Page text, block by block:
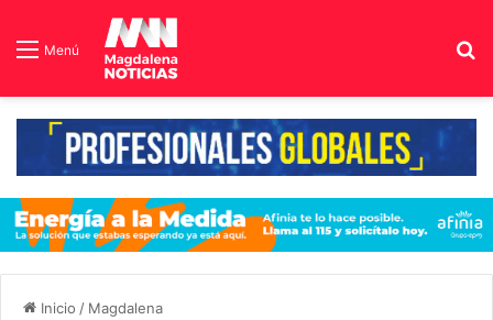
Menú
Inicio / Magdalena